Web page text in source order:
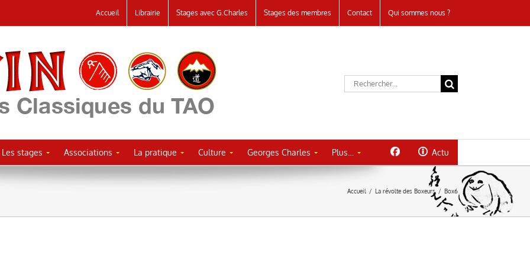
Accueil Librairie Stages avec G.Charles Stages des membres Contact Qui sommes nous ?
Rechercher:
Les stages Associations La pratique Culture Georges Charles Plus… Actu
Accueil / La révolte des Boxeurs / Box6